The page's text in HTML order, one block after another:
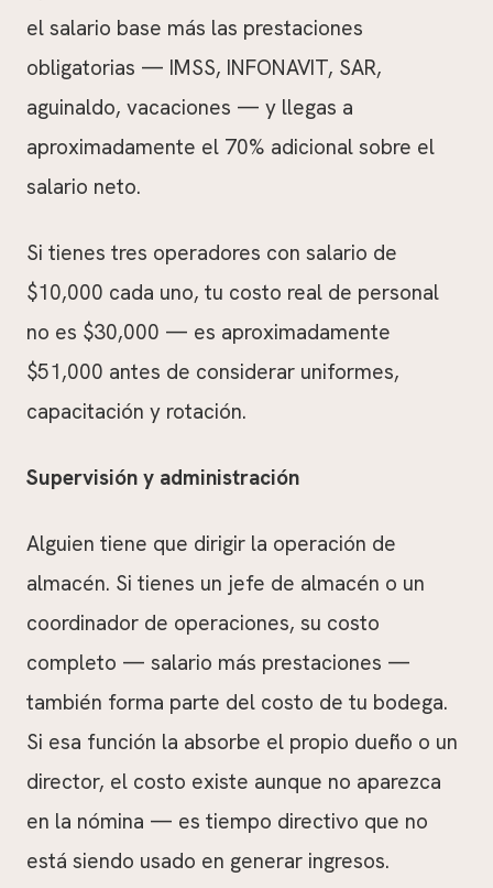
el salario base más las prestaciones
obligatorias — IMSS, INFONAVIT, SAR,
aguinaldo, vacaciones — y llegas a
aproximadamente el 70% adicional sobre el
salario neto.
Si tienes tres operadores con salario de
$10,000 cada uno, tu costo real de personal
no es $30,000 — es aproximadamente
$51,000 antes de considerar uniformes,
capacitación y rotación.
Supervisión y administración
Alguien tiene que dirigir la operación de
almacén. Si tienes un jefe de almacén o un
coordinador de operaciones, su costo
completo — salario más prestaciones —
también forma parte del costo de tu bodega.
Si esa función la absorbe el propio dueño o un
director, el costo existe aunque no aparezca
en la nómina — es tiempo directivo que no
está siendo usado en generar ingresos.